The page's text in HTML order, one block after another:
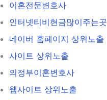
이혼전문변호사
인터넷티비현금많이주는곳
네이버 홈페이지 상위노출
사이트 상위노출
의정부이혼변호사
웹사이트 상위노출